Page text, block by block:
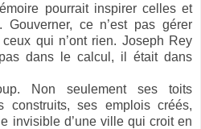
pourrait inspirer celles et
ce n’est pas gérer
ceux qui n’ont rien. Joseph Rey
pas dans le calcul, il était dans
Non seulement ses toits
construits, ses emplois créés,
invisible d’une ville qui croit en